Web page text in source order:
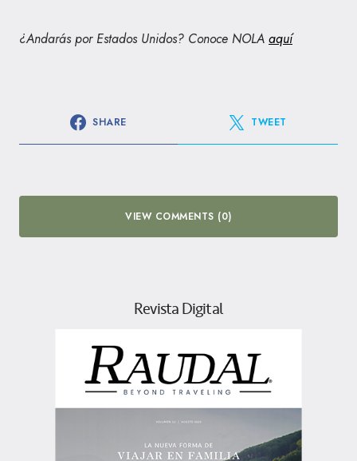
¿Andarás por Estados Unidos? Conoce NOLA aquí
SHARE TWEET
VIEW COMMENTS (0)
Revista Digital